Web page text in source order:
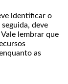
identificar o
deve
lembrar que
as